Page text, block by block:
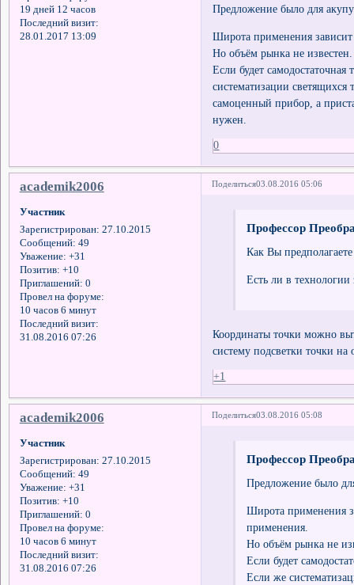
19 дней 12 часов
Последний визит:
28.01.2017 13:09
Предложение было для
Широта применения
Но объём рынка не известен.
Если будет
систематизации
самоценный прибор, а
нужен.
0
Поделиться03.08.2016 05:06
academik2006
Участник
Зарегистрирован: 27.10.2015
Сообщений: 49
Уважение: +31
Позитив: +10
Приглашений: 0
Провел на форуме:
10 часов 6 минут
Последний визит:
31.08.2016 07:26
Профессор
Как Вы
Есть ли в
Координаты точки можно
систему подсветки точки
+1
Поделиться03.08.2016 05:08
academik2006
Участник
Зарегистрирован: 27.10.2015
Сообщений: 49
Уважение: +31
Позитив: +10
Приглашений: 0
Провел на форуме:
10 часов 6 минут
Последний визит:
31.08.2016 07:26
Профессор
Предложение было
Широта применения
применения.
Но объём рынка не
Если будет
Если же